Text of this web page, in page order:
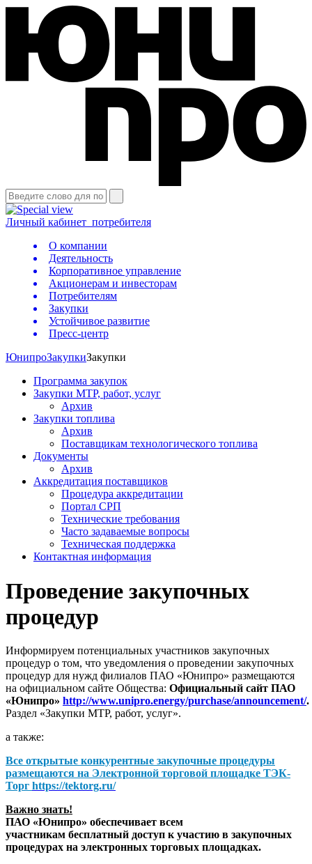
Личный кабинет потребителя
О компании
Деятельность
Корпоративное управление
Акционерам и инвесторам
Потребителям
Закупки
Устойчивое развитие
Пресс-центр
ЮнипроЗакупкиЗакупки
Программа закупок
Закупки МТР, работ, услуг
Архив
Закупки топлива
Архив
Поставщикам технологического топлива
Документы
Архив
Аккредитация поставщиков
Процедура аккредитации
Портал СРП
Технические требования
Часто задаваемые вопросы
Техническая поддержка
Контактная информация
Проведение закупочных
процедур
Информируем потенциальных участников закупочных
процедур о том, что уведомления о проведении закупочных
процедур для нужд филиалов ПАО «Юнипро» размещаются
на официальном сайте Общества: Официальный сайт ПАО
«Юнипро» http://www.unipro.energy/purchase/announcement/.
Раздел «Закупки МТР, работ, услуг».
а также:
Все открытые конкурентные закупочные процедуры
размещаются на Электронной торговой площадке ТЭК-
Торг https://tektorg.ru/
Важно знать!
ПАО «Юнипро» обеспечивает всем
участникам бесплатный доступ к участию в закупочных
процедурах на электронных торговых площадках.